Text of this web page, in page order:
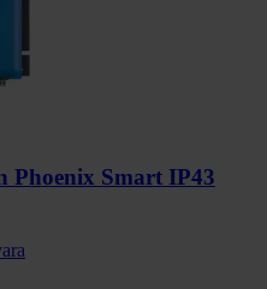
Phoenix Smart IP43